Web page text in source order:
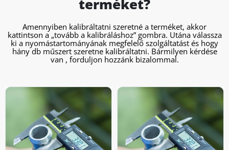
terméket?
Amennyiben kalibráltatni szeretné a terméket, akkor
kattintson a „tovább a kalibráláshoz” gombra. Utána válassza
ki a nyomástartományának megfelelő szolgáltatást és hogy
hány db műszert szeretne kalibráltatni. Bármilyen kérdése
van , forduljon hozzánk bizalommal.